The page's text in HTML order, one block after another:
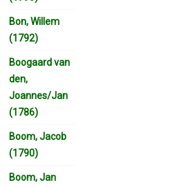
Bon, Willem
(1792)
Boogaard van
den,
Joannes/Jan
(1786)
Boom, Jacob
(1790)
Boom, Jan